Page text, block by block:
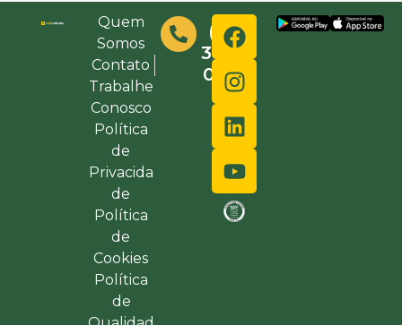
Quem
Somos
Contato
Trabalhe
Conosco
Política
de
Privacida
de
Política
de
Cookies
Política
de
(48)
3632-
0000